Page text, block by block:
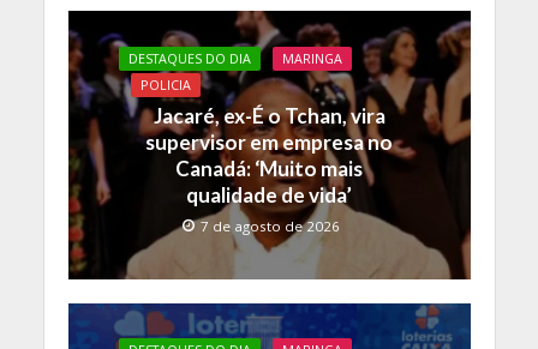
DESTAQUES DO DIA
MARINGA
POLICIA
Jacaré, ex-É o Tchan, vira
supervisor em empresa no
Canadá: ‘Muito mais
qualidade de vida’
7 de agosto de 2026